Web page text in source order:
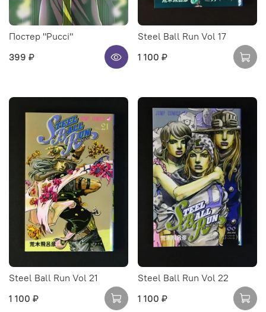
Постер "Pucci"
399 ₽
Steel Ball Run Vol 17
1 100 ₽
Steel Ball Run Vol 21
1 100 ₽
Steel Ball Run Vol 22
1 100 ₽